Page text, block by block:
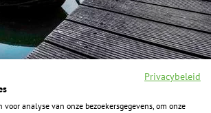
Privacybeleid
voor analyse van onze bezoekersgegevens, om onze